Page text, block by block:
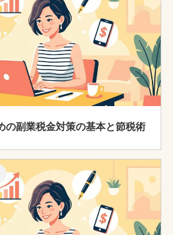
の副業税金対策の基本と節税術